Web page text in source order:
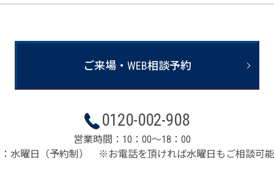
ご来場・WEB相談予約
0120-002-908
営業時間：10：00～18：00
水曜日（予約制） ※お電話を頂ければ水曜日もご相談可能